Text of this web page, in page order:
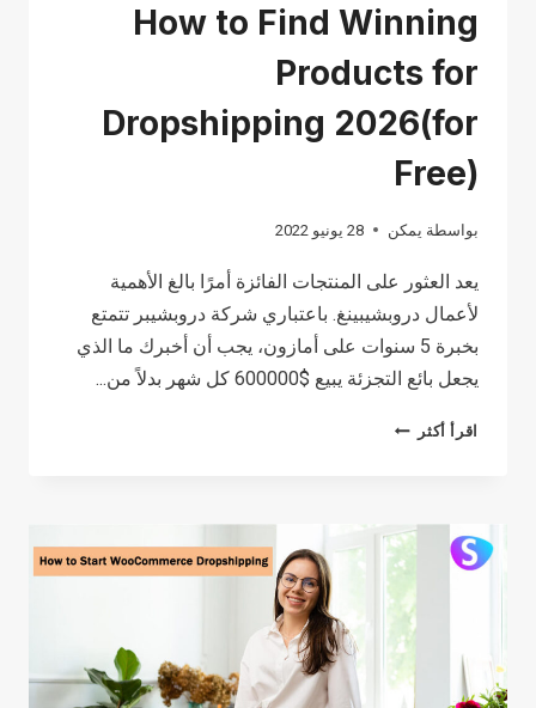
How to Find Winning
Products for
Dropshipping 2026(for
Free)
بواسطة يمكن 28 يونيو 2022
يعد العثور على المنتجات الفائزة أمرًا بالغ الأهمية
لأعمال دروبشيبينغ. باعتباري شركة دروبشيبر تتمتع
بخبرة 5 سنوات على أمازون، يجب أن أخبرك ما الذي
يجعل بائع التجزئة يبيع $600000 كل شهر بدلاً من...
اقرأ أكثر
HOW
WINNING
PRODUCTS
FOR
DROPSHIPPING
2026(FOR
FREE)